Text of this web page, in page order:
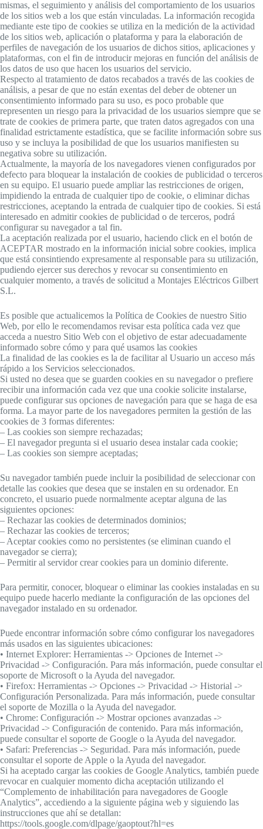
mismas, el seguimiento y análisis del comportamiento de los usuarios
de los sitios web a los que están vinculadas. La información recogida
mediante este tipo de cookies se utiliza en la medición de la actividad
de los sitios web, aplicación o plataforma y para la elaboración de
perfiles de navegación de los usuarios de dichos sitios, aplicaciones y
plataformas, con el fin de introducir mejoras en función del análisis de
los datos de uso que hacen los usuarios del servicio.
Respecto al tratamiento de datos recabados a través de las cookies de
análisis, a pesar de que no están exentas del deber de obtener un
consentimiento informado para su uso, es poco probable que
representen un riesgo para la privacidad de los usuarios siempre que se
trate de cookies de primera parte, que traten datos agregados con una
finalidad estrictamente estadística, que se facilite información sobre sus
uso y se incluya la posibilidad de que los usuarios manifiesten su
negativa sobre su utilización.
Actualmente, la mayoría de los navegadores vienen configurados por
defecto para bloquear la instalación de cookies de publicidad o terceros
en su equipo. El usuario puede ampliar las restricciones de origen,
impidiendo la entrada de cualquier tipo de cookie, o eliminar dichas
restricciones, aceptando la entrada de cualquier tipo de cookies. Si está
interesado en admitir cookies de publicidad o de terceros, podrá
configurar su navegador a tal fin.
La aceptación realizada por el usuario, haciendo click en el botón de
ACEPTAR mostrado en la información inicial sobre cookies, implica
que está consintiendo expresamente al responsable para su utilización,
pudiendo ejercer sus derechos y revocar su consentimiento en
cualquier momento, a través de solicitud a Montajes Eléctricos Gilbert
S.L.
Es posible que actualicemos la Política de Cookies de nuestro Sitio
Web, por ello le recomendamos revisar esta política cada vez que
acceda a nuestro Sitio Web con el objetivo de estar adecuadamente
informado sobre cómo y para qué usamos las cookies
La finalidad de las cookies es la de facilitar al Usuario un acceso más
rápido a los Servicios seleccionados.
Si usted no desea que se guarden cookies en su navegador o prefiere
recibir una información cada vez que una cookie solicite instalarse,
puede configurar sus opciones de navegación para que se haga de esa
forma. La mayor parte de los navegadores permiten la gestión de las
cookies de 3 formas diferentes:
– Las cookies son siempre rechazadas;
– El navegador pregunta si el usuario desea instalar cada cookie;
– Las cookies son siempre aceptadas;
Su navegador también puede incluir la posibilidad de seleccionar con
detalle las cookies que desea que se instalen en su ordenador. En
concreto, el usuario puede normalmente aceptar alguna de las
siguientes opciones:
– Rechazar las cookies de determinados dominios;
– Rechazar las cookies de terceros;
– Aceptar cookies como no persistentes (se eliminan cuando el
navegador se cierra);
– Permitir al servidor crear cookies para un dominio diferente.
Para permitir, conocer, bloquear o eliminar las cookies instaladas en su
equipo puede hacerlo mediante la configuración de las opciones del
navegador instalado en su ordenador.
Puede encontrar información sobre cómo configurar los navegadores
más usados en las siguientes ubicaciones:
• Internet Explorer: Herramientas -> Opciones de Internet ->
Privacidad -> Configuración. Para más información, puede consultar el
soporte de Microsoft o la Ayuda del navegador.
• Firefox: Herramientas -> Opciones -> Privacidad -> Historial ->
Configuración Personalizada. Para más información, puede consultar
el soporte de Mozilla o la Ayuda del navegador.
• Chrome: Configuración -> Mostrar opciones avanzadas ->
Privacidad -> Configuración de contenido. Para más información,
puede consultar el soporte de Google o la Ayuda del navegador.
• Safari: Preferencias -> Seguridad. Para más información, puede
consultar el soporte de Apple o la Ayuda del navegador.
Si ha aceptado cargar las cookies de Google Analytics, también puede
revocar en cualquier momento dicha aceptación utilizando el
“Complemento de inhabilitación para navegadores de Google
Analytics”, accediendo a la siguiente página web y siguiendo las
instrucciones que ahí se detallan:
https://tools.google.com/dlpage/gaoptout?hl=es